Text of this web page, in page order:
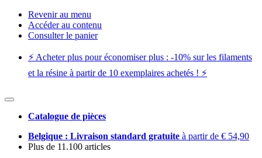
Revenir au menu
Accéder au contenu
Consulter le panier
⚡️ Acheter plus pour économiser plus : -10% sur les filaments
et la résine à partir de 10 exemplaires achetés ! ⚡️
Catalogue de pièces
Belgique : Livraison standard gratuite à partir de € 54,90
Plus de 11.100 articles